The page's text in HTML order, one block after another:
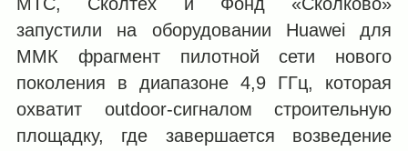
запустили на оборудовании Huawei для
ММК фрагмент пилотной сети нового
поколения в диапазоне 4,9 ГГц, которая
охватит outdoor-сигналом строительную
площадку, где завершается возведение